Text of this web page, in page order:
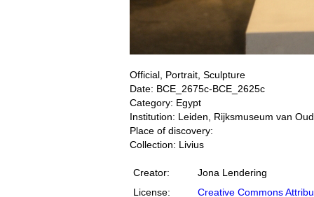
Official, Portrait, Sculpture
Date: BCE_2675c-BCE_2625c
Category: Egypt
Institution: Leiden, Rijksmuseum van
Place of discovery:
Collection: Livius
Creator:
Jona Lendering
License:
Creative Commons